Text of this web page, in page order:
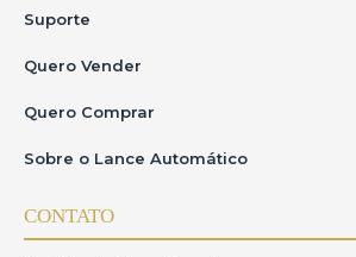
Suporte
Quero Vender
Quero Comprar
Sobre o Lance Automático
CONTATO